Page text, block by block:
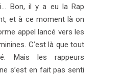
Bon, il y a eu la Rap
et à ce moment là on
appel lancé vers les
C’est là que tout
Mais les rappeurs
s’est en fait pas senti